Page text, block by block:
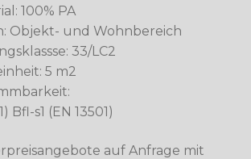
100% PA
Objekt- und Wohnbereich
33/LC2
5 m2
Bfl-s1 (EN 13501)
auf Anfrage mit